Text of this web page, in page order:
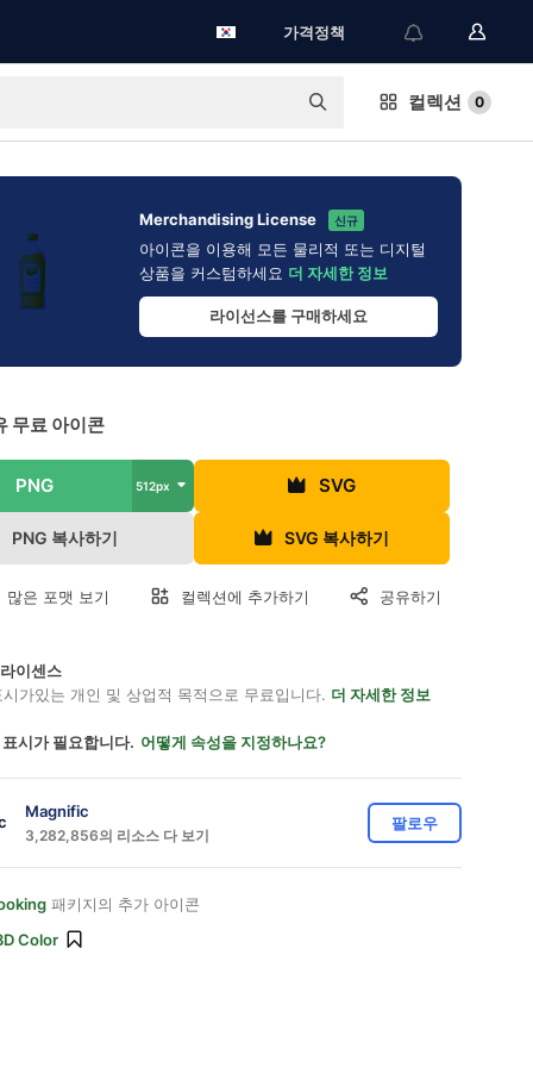
가격정책
컬렉션 0
Merchandising License 신규
아이콘을 이용해 모든 물리적 또는 디지털
상품을 커스텀하세요 더 자세한 정보
라이선스를 구매하세요
무료 아이콘
PNG 512px SVG
PNG 복사하기 SVG 복사하기
많은 포맷 보기 컬렉션에 추가하기 공유하기
이센스
가있는 개인 및 상업적 목적으로 무료입니다. 더 자세한 정보
시가 필요합니다. 어떻게 속성을 지정하나요?
Magnific
3,282,856의 리소스 다 보기
팔로우
패키지의 추가 아이콘
Color